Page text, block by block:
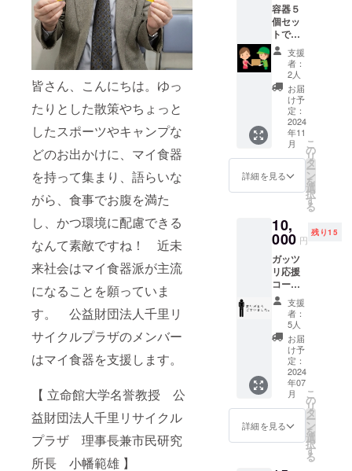
皆さん、こんにちは。ゆっ
たりとした散策やちょっと
したスポーツやキャンプな
どのお出かけに、マイ食器
を持って集まり、語らいな
がら、食事でお腹を満た
し、かつ環境に配慮できる
なんて素敵ですね！ 近未
来社会はマイ食器派が主流
になることを願っていま
す。 公益財団法人千里リ
サイクルプラザのメンバー
はマイ食器を支援します。
【 立命館大学名誉教授 公
益財団法人千里リサイクル
プラザ 理事長兼市民研究
所長 小幡範雄 】
に開催
されま
した。
（2024
年秋の
開催日
程は
追って
お知ら
せさせ
て頂き
ロハス
フェス
2006年
から始
まった
環境を
テーマ
にした
イベン
ト「ロ
ハス
フェス
タ」。
大阪府
の万博
記念公
園から
トし、
今では
たちの
活動に
“頑張
れ！！”
の思い
たっぷ
りの
コース
容器完
成後、
順次発
送させ
ていた
だきま
ありが
とうご
ざいま
す。
容器５
個セッ
トでお
届けし
ます。
お揃い
でマイ
食器持
参啓発
活動始
めま
しょ
う！ ご
希望の
場所へ
発送さ
ただき
ます。
ご来
館・手
渡しも
可能で
す。
支援
者：
2人
お届
け予
定：
2024
年11
月
詳細を見る
こ
の
リ
タ
ー
ン
を
選
択
す
る
10,
000 円
残り15
ガッツ
リ応援
コース
ただた
だ応援
したい
思いを
くださ
い！ 心
を込め
た御礼
のメー
ルをお
送りさ
せてい
ただき
支援
者：
5人
お届
け予
定：
2024
年07
月
詳細を見る
こ
の
リ
タ
ー
ン
を
選
択
す
る